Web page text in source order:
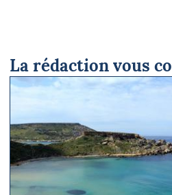
La rédaction vous